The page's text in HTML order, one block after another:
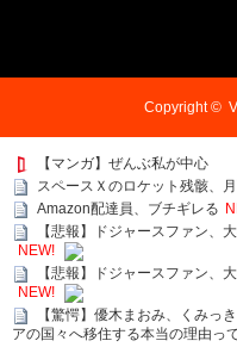
Copyright ©
【マンガ】ぜんぶ私が中心
スペースＸのロケット残骸、
Amazon配達員、ブチギレる
【悲報】ドジャースファン、
NEW!
【悲報】ドジャースファン、
NEW!
【驚愕】優木まおみ、くみ
アの国々へ移住する本当の理由っ